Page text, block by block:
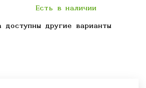
Есть в наличии
доступны другие варианты